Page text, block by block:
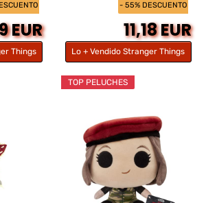
EUR
Things
- 55% DESCUENTO
11,18 EUR
Lo + Vendido Stranger Things
TOP PELUCHES